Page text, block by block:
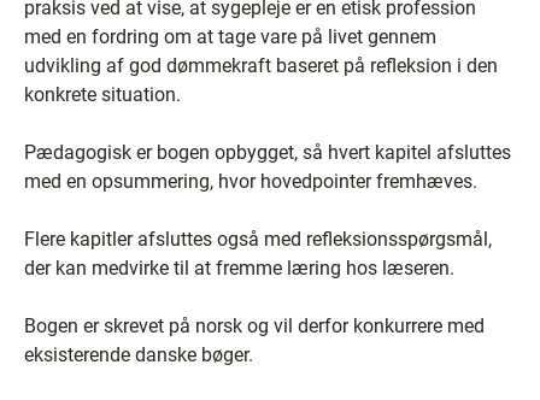
praksis ved at vise, at sygepleje er en etisk profession
med en fordring om at tage vare på livet gennem
udvikling af god dømmekraft baseret på refleksion i den
konkrete situation.
Pædagogisk er bogen opbygget, så hvert kapitel afsluttes
med en opsummering, hvor hovedpointer fremhæves.
Flere kapitler afsluttes også med refleksionsspørgsmål,
der kan medvirke til at fremme læring hos læseren.
Bogen er skrevet på norsk og vil derfor konkurrere med
eksisterende danske bøger.